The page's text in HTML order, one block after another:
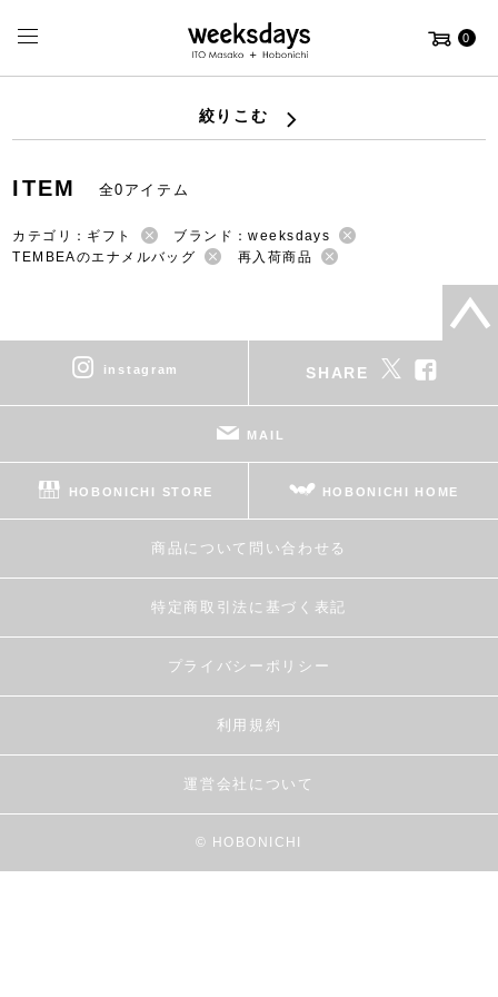
0
絞りこむ
ITEM 全0アイテム
カテゴリ：ギフト
ブランド：weeksdays
TEMBEAのエナメルバッグ
再入荷商品
instagram SHARE
MAIL
HOBONICHI STORE HOBONICHI HOME
商品について問い合わせる
特定商取引法に基づく表記
プライバシーポリシー
利用規約
運営会社について
© HOBONICHI